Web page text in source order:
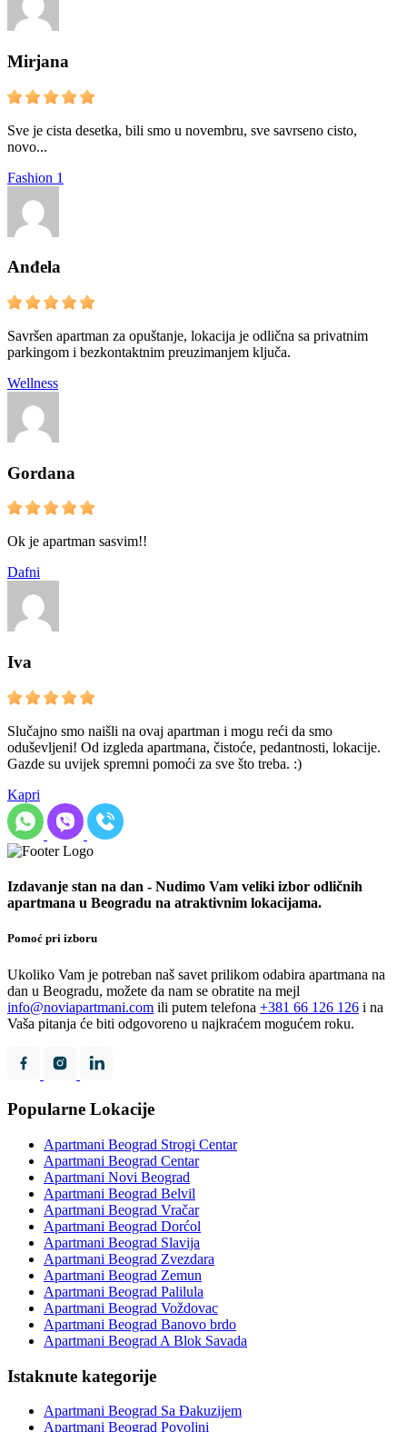
Mirjana
Sve je cista desetka, bili smo u novembru, sve savrseno cisto,
novo...
Fashion 1
Anđela
Savršen apartman za opuštanje, lokacija je odlična sa privatnim
parkingom i bezkontaktnim preuzimanjem ključa.
Wellness
Gordana
Ok je apartman sasvim!!
Dafni
Iva
Slučajno smo naišli na ovaj apartman i mogu reći da smo
oduševljeni! Od izgleda apartmana, čistoće, pedantnosti, lokacije.
Gazde su uvijek spremni pomoći za sve što treba. :)
Kapri
Izdavanje stan na dan - Nudimo Vam veliki izbor odličnih
apartmana u Beogradu na atraktivnim lokacijama.
Pomoć pri izboru
Ukoliko Vam je potreban naš savet prilikom odabira apartmana na
dan u Beogradu, možete da nam se obratite na mejl
info@noviapartmani.com ili putem telefona +381 66 126 126 i na
Vaša pitanja će biti odgovoreno u najkraćem mogućem roku.
Popularne Lokacije
Apartmani Beograd Strogi Centar
Apartmani Beograd Centar
Apartmani Novi Beograd
Apartmani Beograd Belvil
Apartmani Beograd Vračar
Apartmani Beograd Dorćol
Apartmani Beograd Slavija
Apartmani Beograd Zvezdara
Apartmani Beograd Zemun
Apartmani Beograd Palilula
Apartmani Beograd Voždovac
Apartmani Beograd Banovo brdo
Apartmani Beograd A Blok Savada
Istaknute kategorije
Apartmani Beograd Sa Đakuzijem
Apartmani Beograd Povoljni